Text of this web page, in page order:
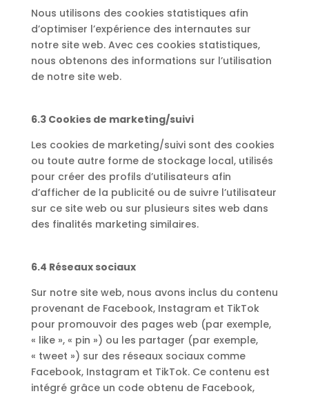
Nous utilisons des cookies statistiques afin
d’optimiser l’expérience des internautes sur
notre site web. Avec ces cookies statistiques,
nous obtenons des informations sur l’utilisation
de notre site web.
6.3 Cookies de marketing/suivi
Les cookies de marketing/suivi sont des cookies
ou toute autre forme de stockage local, utilisés
pour créer des profils d’utilisateurs afin
d’afficher de la publicité ou de suivre l’utilisateur
sur ce site web ou sur plusieurs sites web dans
des finalités marketing similaires.
6.4 Réseaux sociaux
Sur notre site web, nous avons inclus du contenu
provenant de Facebook, Instagram et TikTok
pour promouvoir des pages web (par exemple,
« like », « pin ») ou les partager (par exemple,
« tweet ») sur des réseaux sociaux comme
Facebook, Instagram et TikTok. Ce contenu est
intégré grâce un code obtenu de Facebook,